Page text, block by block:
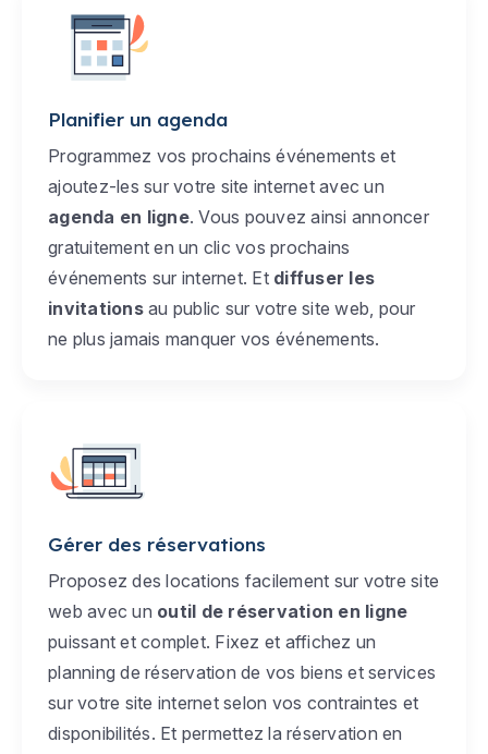
Planifier un agenda
Programmez vos prochains événements et
ajoutez-les sur votre site internet avec un
agenda en ligne. Vous pouvez ainsi annoncer
gratuitement en un clic vos prochains
événements sur internet. Et diffuser les
invitationsau public sur votre site web, pour
ne plus jamais manquer vos événements.
Gérer des réservations
Proposez des locations facilement sur votre site
web avec un outil de réservation en ligne
puissant et complet. Fixez et affichez un
planning de réservation de vos biens et services
sur votre site internet selon vos contraintes et
disponibilités. Et permettez la réservation en